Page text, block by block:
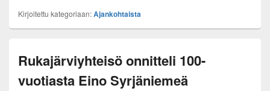
Kirjoitettu kategoriaan:Ajankohtaista
Rukajärviyhteisö onnitteli 100-
vuotiasta Eino Syrjäniemeä